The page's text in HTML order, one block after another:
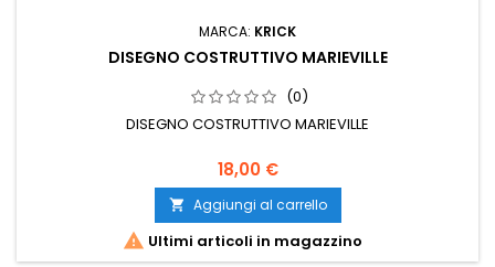
MARCA: KRICK
DISEGNO COSTRUTTIVO MARIEVILLE
(0)
DISEGNO COSTRUTTIVO MARIEVILLE
18,00 €
 Aggiungi al carrello
 Ultimi articoli in magazzino